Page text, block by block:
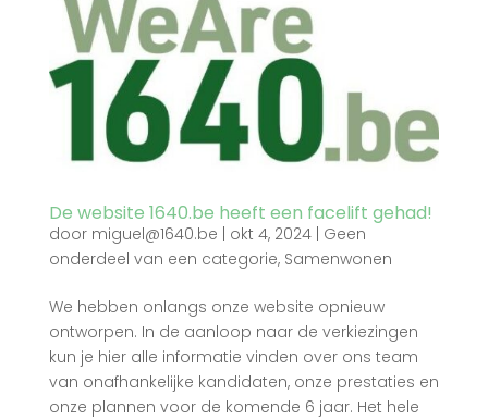
De website 1640.be heeft een facelift gehad!
door miguel@1640.be | okt 4, 2024| Geen
onderdeel van een categorie, Samenwonen
We hebben onlangs onze website opnieuw
ontworpen. In de aanloop naar de verkiezingen
kun je hier alle informatie vinden over ons team
van onafhankelijke kandidaten, onze prestaties en
onze plannen voor de komende 6 jaar. Het hele